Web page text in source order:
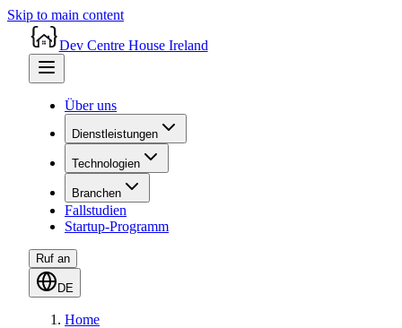
Skip to main content
Dev Centre House Ireland
Über uns
Dienstleistungen
Technologien
Branchen
Fallstudien
Startup-Programm
Ruf an
DE
Home